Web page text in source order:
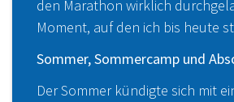
den Marathon wirklich
Moment, auf den ich bis heute
Sommer, Sommercamp und
Der Sommer kündigte sich mit